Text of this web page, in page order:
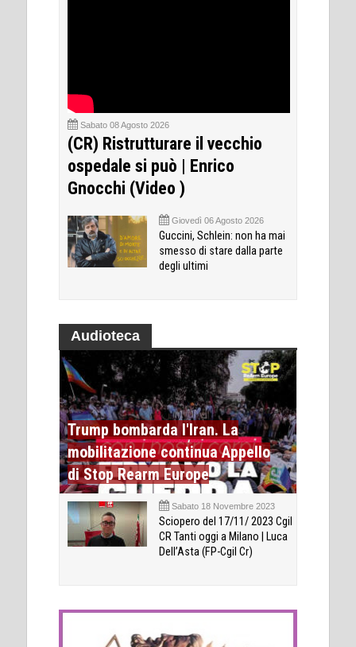
Sabato 08 Agosto 2026
(CR) Ristrutturare il vecchio
ospedale si può | Enrico
Gnocchi (Video )
Giovedì 06 Agosto 2026
Guccini, Schlein: non ha mai
smesso di stare dalla parte
degli ultimi
Audioteca
Trump bombarda l'Iran. La
mobilitazione continua Appello
di Stop Rearm Europe
Sabato 18 Novembre 2023
Sciopero del 17/11/ 2023 Cgil
CR Tanti oggi a Milano | Luca
Dell’Asta (FP-Cgil Cr)